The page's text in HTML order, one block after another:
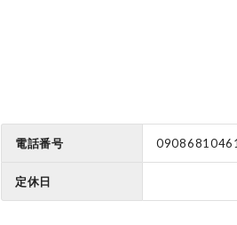
電話番号
定休日